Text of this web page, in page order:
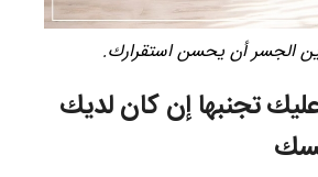
الجسر أن يحسن استقرارك.
تجنبها إن كان لديك